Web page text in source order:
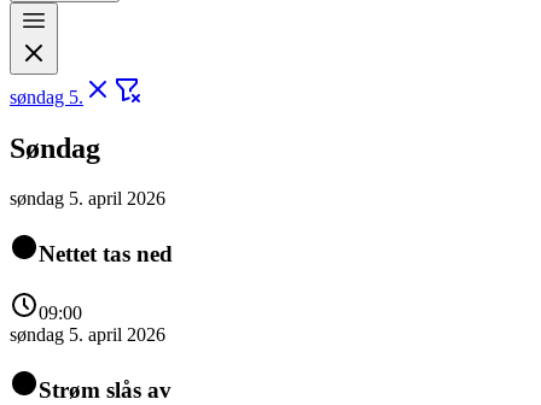
søndag 5.
Søndag
søndag 5. april 2026
Nettet tas ned
09:00
søndag 5. april 2026
Strøm slås av